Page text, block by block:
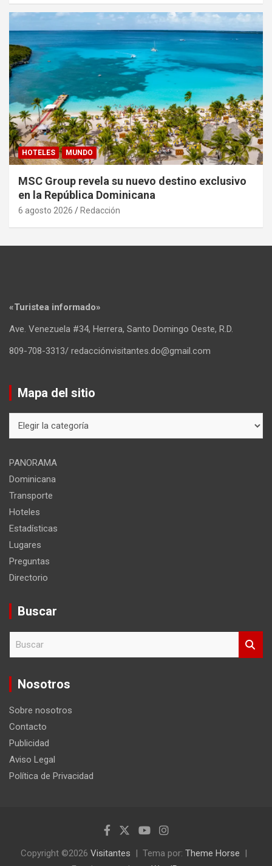
HOTELES MUNDO
MSC Group revela su nuevo destino exclusivo
en la República Dominicana
6 agosto 2026 Redacción
«Turistea informado»
Ave. Venezuela #34, Herrera, Santo Domingo Oeste, R.D.
809-708-3313/ redacciónvisitantes.do@gmail.com
Mapa del sitio
del
PANORAMA
Dominicana
Transporte
Hoteles
Estadísticas
Lugares
Preguntas
Directorio
Buscar
c
Nosotros
Sobre nosotros
Contacto
Publicidad
Aviso Legal
Política de Privacidad
Copyright ©2026 Visitantes Tema por: Theme Horse